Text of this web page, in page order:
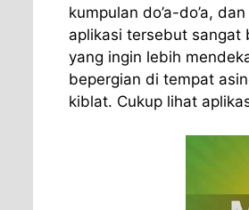
kumpulan do’a-do’a,
aplikasi tersebut sangat
yang ingin lebih
bepergian di tempat
kiblat. Cukup lihat